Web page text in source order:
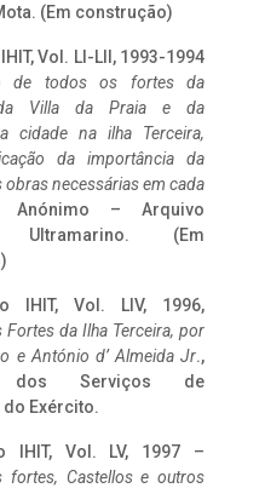
(Em construção)
Vol. LI-LII, 1993-1994
de todos os fortes da
Villa da Praia e da
cidade na ilha Terceira,
da importância da
obras necessárias em cada
Anónimo – Arquivo
Ultramarino. (Em
IHIT, Vol. LIV, 1996,
da Ilha Terceira, por
e António d’ Almeida Jr.,
dos Serviços de
do Exército.
IHIT, Vol. LV, 1997 –
fortes, Castellos e outros